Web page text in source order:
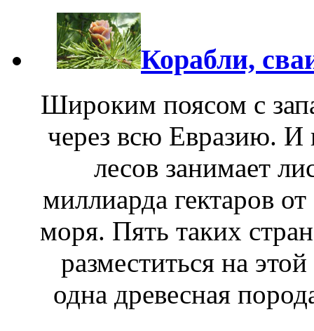
Корабли,
Широким поясом с
через всю Евразию. И
лесов занимает
миллиарда гектаров
моря. Пять таких
разместиться на
одна древесная